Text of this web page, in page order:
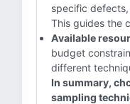
specific
This guides the
Available
budget
different
In summary,
sampling